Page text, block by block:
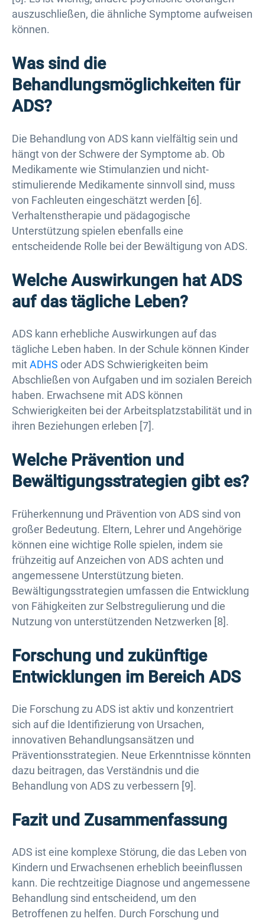
auszuschließen, die ähnliche Symptome aufweisen
können.
Was sind die
Behandlungsmöglichkeiten für
ADS?
Die Behandlung von ADS kann vielfältig sein und
hängt von der Schwere der Symptome ab. Ob
Medikamente wie Stimulanzien und nicht-
stimulierende Medikamente sinnvoll sind, muss
von Fachleuten eingeschätzt werden [6].
Verhaltenstherapie und pädagogische
Unterstützung spielen ebenfalls eine
entscheidende Rolle bei der Bewältigung von ADS.
Welche Auswirkungen hat ADS
auf das tägliche Leben?
ADS kann erhebliche Auswirkungen auf das
tägliche Leben haben. In der Schule können Kinder
mitADHS oder ADS Schwierigkeiten beim
Abschließen von Aufgaben und im sozialen Bereich
haben. Erwachsene mit ADS können
Schwierigkeiten bei der Arbeitsplatzstabilität und in
ihren Beziehungen erleben [7].
Welche Prävention und
Bewältigungsstrategien gibt es?
Früherkennung und Prävention von ADS sind von
großer Bedeutung. Eltern, Lehrer und Angehörige
können eine wichtige Rolle spielen, indem sie
frühzeitig auf Anzeichen von ADS achten und
angemessene Unterstützung bieten.
Bewältigungsstrategien umfassen die Entwicklung
von Fähigkeiten zur Selbstregulierung und die
Nutzung von unterstützenden Netzwerken [8].
Forschung und zukünftige
Entwicklungen im Bereich ADS
Die Forschung zu ADS ist aktiv und konzentriert
sich auf die Identifizierung von Ursachen,
innovativen Behandlungsansätzen und
Präventionsstrategien. Neue Erkenntnisse könnten
dazu beitragen, das Verständnis und die
Behandlung von ADS zu verbessern [9].
Fazit und Zusammenfassung
ADS ist eine komplexe Störung, die das Leben von
Kindern und Erwachsenen erheblich beeinflussen
kann. Die rechtzeitige Diagnose und angemessene
Behandlung sind entscheidend, um den
Betroffenen zu helfen. Durch Forschung und